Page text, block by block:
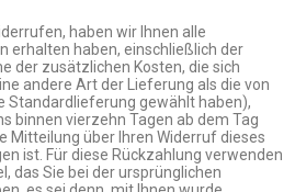
haben wir Ihnen alle
erhalten haben, einschließlich der
der zusätzlichen Kosten, die sich
andere Art der Lieferung als die von
Standardlieferung gewählt haben),
binnen vierzehn Tagen ab dem Tag
Mitteilung über Ihren Widerruf dieses
ist. Für diese Rückzahlung verwenden
das Sie bei der ursprünglichen